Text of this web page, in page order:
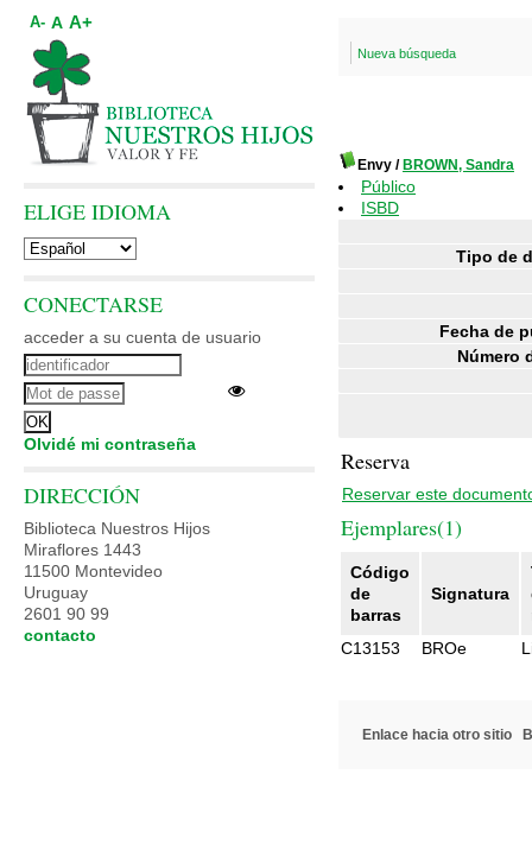
Nueva búsqueda
Envy / BROWN, Sandra
Público
ISBD
Tipo de
Fecha de
Número
Reserva
Reservar este
Ejemplares(1)
Código
de
barras
Signatura
C13153
BROe
Enlace hacia otro sitio
A- A A+
ELIGE IDIOMA
CONECTARSE
acceder a su cuenta de usuario
Olvidé mi contraseña
DIRECCIÓN
Biblioteca Nuestros Hijos
Miraflores 1443
11500 Montevideo
Uruguay
2601 90 99
contacto